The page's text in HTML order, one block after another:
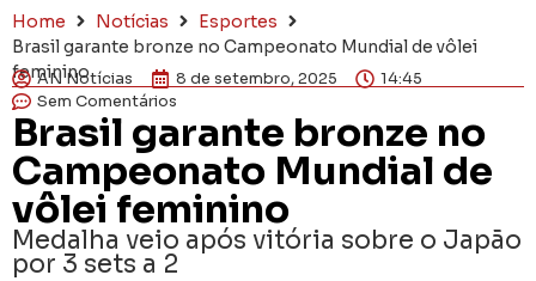
Home Notícias
Esportes
Brasil garante bronze no Campeonato Mundial de vôlei
feminino
AN Notícias 8 de setembro, 2025
14:45
Sem Comentários
Brasil garante bronze no
Campeonato Mundial de
vôlei feminino
Medalha veio após vitória sobre o Japão
por 3 sets a 2